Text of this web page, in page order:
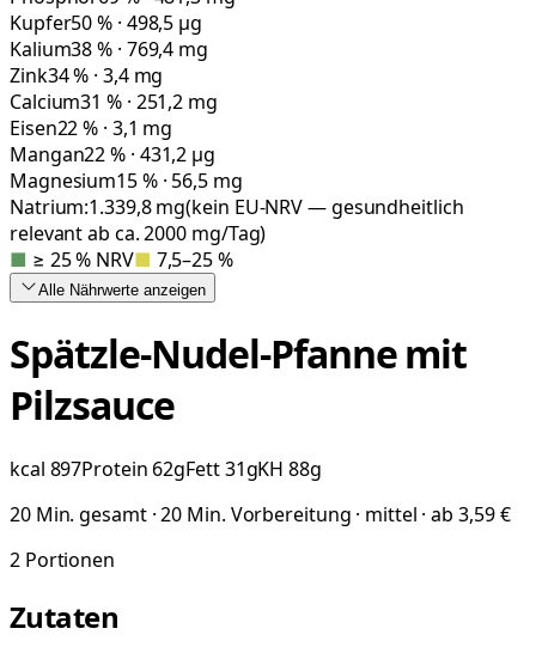
Kupfer50 % · 498,5 µg
Kalium38 % · 769,4 mg
Zink34 % · 3,4 mg
Calcium31 % · 251,2 mg
Eisen22 % · 3,1 mg
Mangan22 % · 431,2 µg
Magnesium15 % · 56,5 mg
Natrium:1.339,8mg(kein EU-NRV — gesundheitlich
relevant ab ca. 2000 mg/Tag)
■ ≥ 25 % NRV■ 7,5–25 %
Alle Nährwerte anzeigen
Spätzle-Nudel-Pfanne mit
Pilzsauce
kcal 897Protein 62gFett31gKH 88g
20 Min. gesamt · 20 Min. Vorbereitung · mittel · ab 3,59 €
2 Portionen
Zutaten